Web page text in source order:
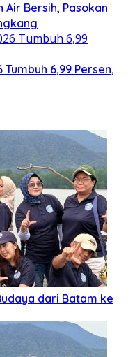
Air Bersih, Pasokan
6,99 Persen,
dari Batam ke